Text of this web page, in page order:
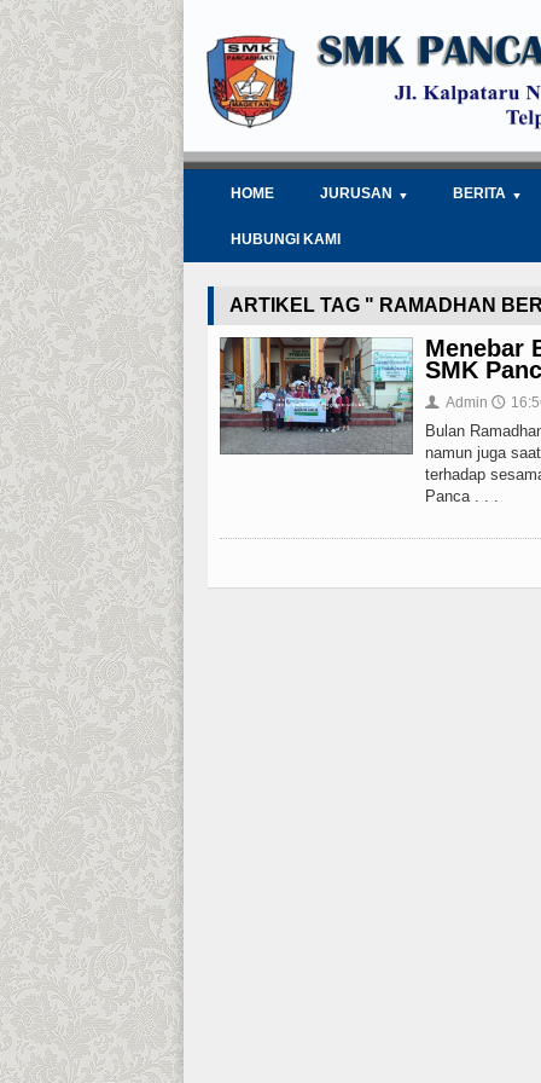
HOME JURUSAN BERITA
HUBUNGI KAMI
ARTIKEL TAG " RAMADHAN
Menebar
SMK
👤 Admin 🕔
Bulan
namun juga
terhadap
Panca . . .